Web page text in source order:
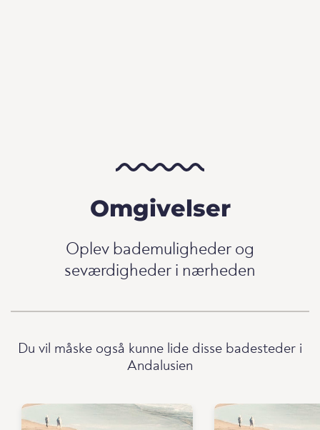
Omgivelser
Oplev bademuligheder og
seværdigheder i nærheden
Du vil måske også kunne lide disse badesteder i
Andalusien